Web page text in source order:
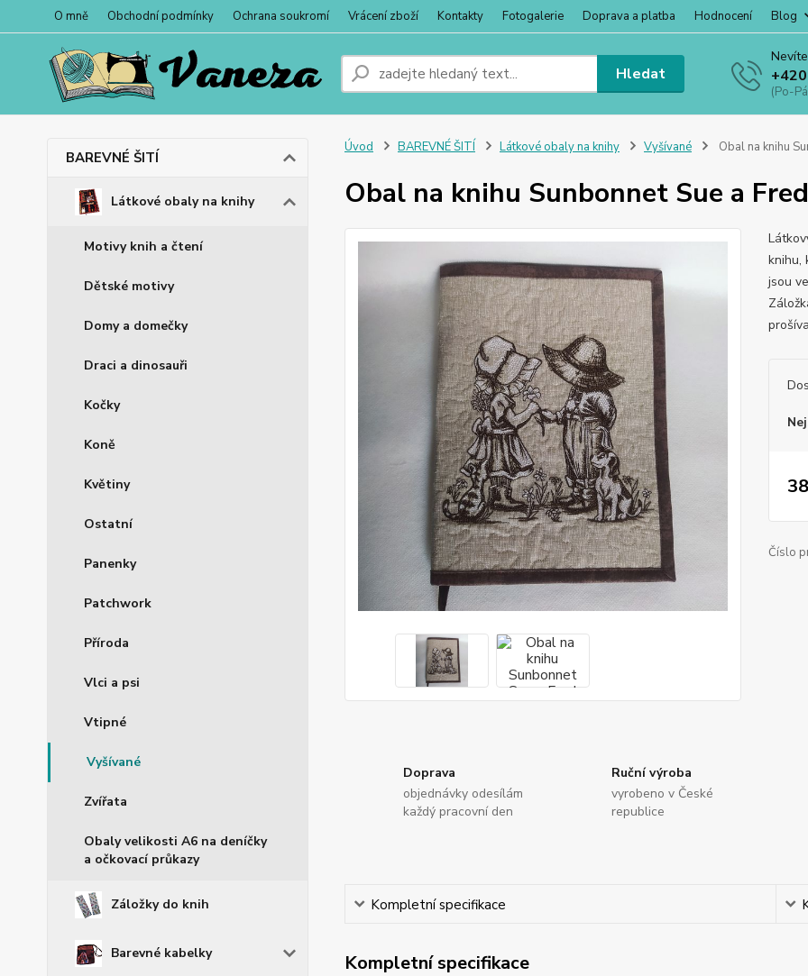
O mně Obchodní podmínky Ochrana soukromí Vrácení zboží Kontakty Fotogalerie Doprava a platba Hodnocení Blog
Hledat
(Po-
BAREVNÉ ŠITÍ
Látkové obaly na knihy
Motivy knih a čtení
Dětské motivy
Domy a domečky
Draci a dinosauři
Kočky
Koně
Květiny
Ostatní
Panenky
Patchwork
Příroda
Vlci a psi
Vtipné
Vyšívané
Zvířata
Obaly velikosti A6 na deníčky
a očkovací průkazy
Záložky do knih
Barevné kabelky
Úvod BAREVNÉ ŠITÍ Látkové obaly na knihy Vyšívané Obal na knihu
Obal na knihu Sunbonnet Sue a Fred
knihu,
jsou
Číslo
Doprava
objednávky odesílám
každý pracovní den
Ruční výroba
vyrobeno v České
republice
Kompletní specifikace
Kompletní specifikace